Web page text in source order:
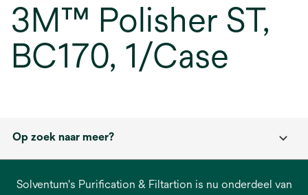
3M™ Polisher ST,
BC170, 1/Case
Op zoek naar meer?
Solventum's Purification & Filtartion is nu onderdeel van